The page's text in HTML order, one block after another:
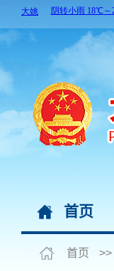
首页
首页 >>